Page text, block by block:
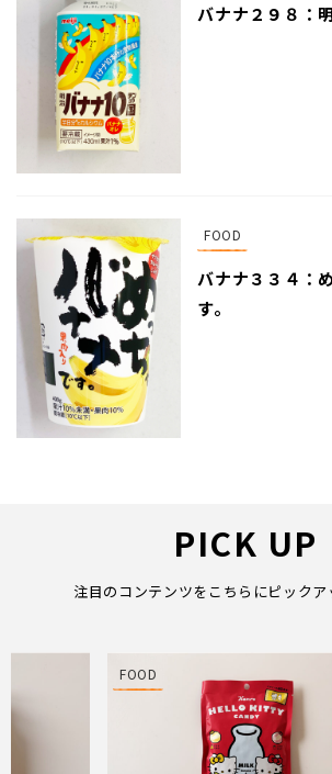
バナナ２９８：
FOOD
バナナ３３４：
す。
PICK UP
注目のコンテンツをこちらにピックア
FOOD